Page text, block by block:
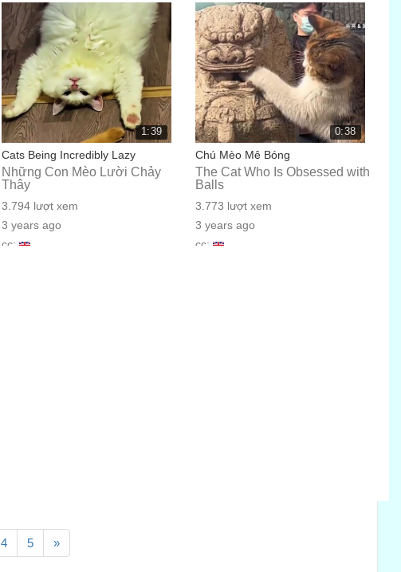
1:39
Cats Being Incredibly Lazy
Những Con Mèo Lười Chảy
Thây
3.794 lượt xem
3 years ago
cc:
0:38
Chú Mèo Mê Bóng
The Cat Who Is Obsessed with
Balls
3.773 lượt xem
3 years ago
cc:
4 5 »